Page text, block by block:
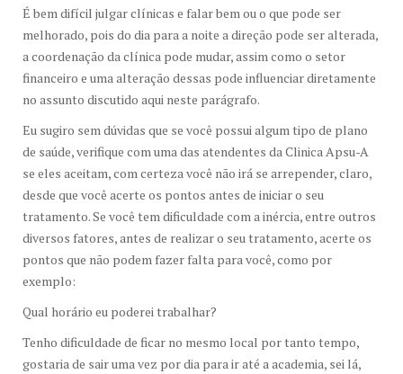
É bem difícil julgar clínicas e falar bem ou o que pode ser
melhorado, pois do dia para a noite a direção pode ser alterada,
a coordenação da clínica pode mudar, assim como o setor
financeiro e uma alteração dessas pode influenciar diretamente
no assunto discutido aqui neste parágrafo.
Eu sugiro sem dúvidas que se você possui algum tipo de plano
de saúde, verifique com uma das atendentes da Clinica Apsu-A
se eles aceitam, com certeza você não irá se arrepender, claro,
desde que você acerte os pontos antes de iniciar o seu
tratamento. Se você tem dificuldade com a inércia, entre outros
diversos fatores, antes de realizar o seu tratamento, acerte os
pontos que não podem fazer falta para você, como por
exemplo:
Qual horário eu poderei trabalhar?
Tenho dificuldade de ficar no mesmo local por tanto tempo,
gostaria de sair uma vez por dia para ir até a academia, sei lá,